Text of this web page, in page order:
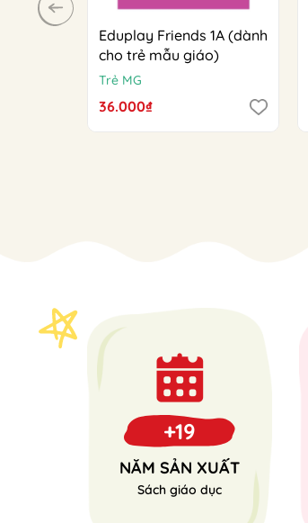
Eduplay Friends 1A (dành
cho trẻ mẫu giáo)
Trẻ MG
36.000₫
+19
NĂM SẢN XUẤT
Sách giáo dục